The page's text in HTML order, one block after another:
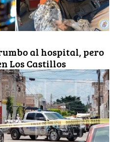
al hospital, pero
Los Castillos